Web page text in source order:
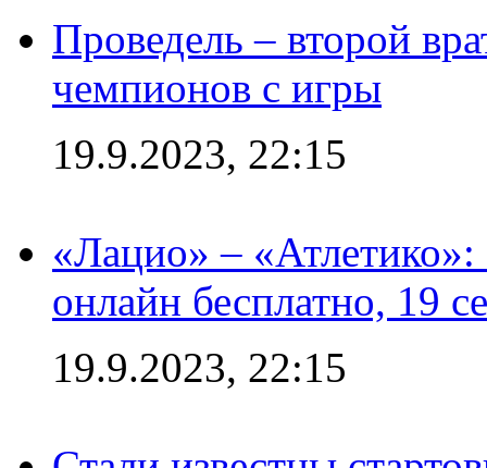
Проведель – второй
чемпионов с игры
19.9.2023, 22:15
«Лацио» –
онлайн бесплатно, 19
19.9.2023, 22:15